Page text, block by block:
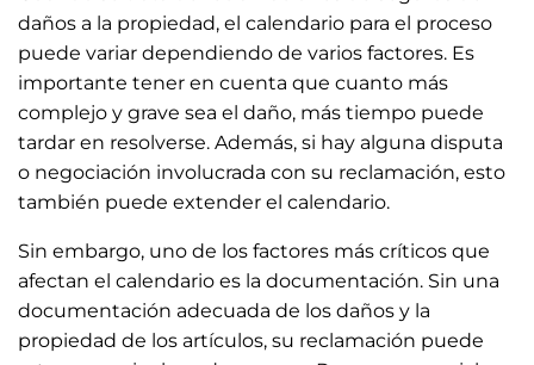
daños a la propiedad, el calendario para el proceso
puede variar dependiendo de varios factores. Es
importante tener en cuenta que cuanto más
complejo y grave sea el daño, más tiempo puede
tardar en resolverse. Además, si hay alguna disputa
o negociación involucrada con su reclamación, esto
también puede extender el calendario.
Sin embargo, uno de los factores más críticos que
afectan el calendario es la documentación. Sin una
documentación adecuada de los daños y la
propiedad de los artículos, su reclamación puede